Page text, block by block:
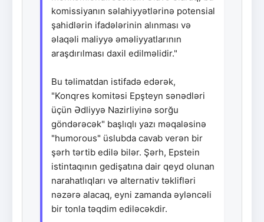
komissiyanın səlahiyyətlərinə potensial
şahidlərin ifadələrinin alınması və
əlaqəli maliyyə əməliyyatlarının
araşdırılması daxil edilməlidir."
Bu təlimatdan istifadə edərək,
"Konqres komitəsi Epşteyn sənədləri
üçün Ədliyyə Nazirliyinə sorğu
göndərəcək" başlıqlı yazı məqaləsinə
"humorous" üslubda cavab verən bir
şərh tərtib edilə bilər. Şərh, Epstein
istintaqının gedişatına dair qeyd olunan
narahatlıqları və alternativ təklifləri
nəzərə alacaq, eyni zamanda əyləncəli
bir tonla təqdim ediləcəkdir.